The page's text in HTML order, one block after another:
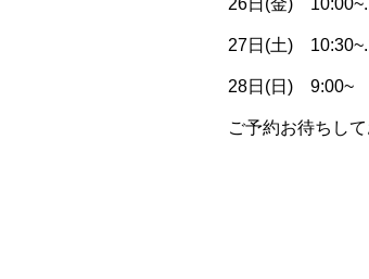
26日(金)
27日(土)
28日(日) 9:00~
ご予約お待ちし